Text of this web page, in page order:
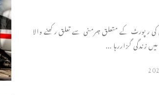
رپورٹ کے متعلق جرمنی سے تعلق رکھنے والا
زندگی گزاررہا ...